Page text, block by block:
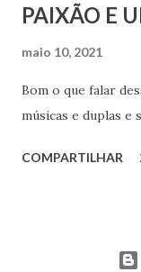
PAIXÃO E
maio 10, 2021
Bom o que falar
músicas e duplas e
COMPARTILHAR